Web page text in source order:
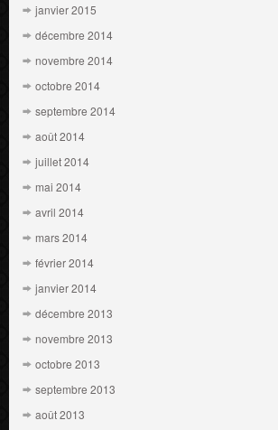
janvier 2015
décembre 2014
novembre 2014
octobre 2014
septembre 2014
août 2014
juillet 2014
mai 2014
avril 2014
mars 2014
février 2014
janvier 2014
décembre 2013
novembre 2013
octobre 2013
septembre 2013
août 2013